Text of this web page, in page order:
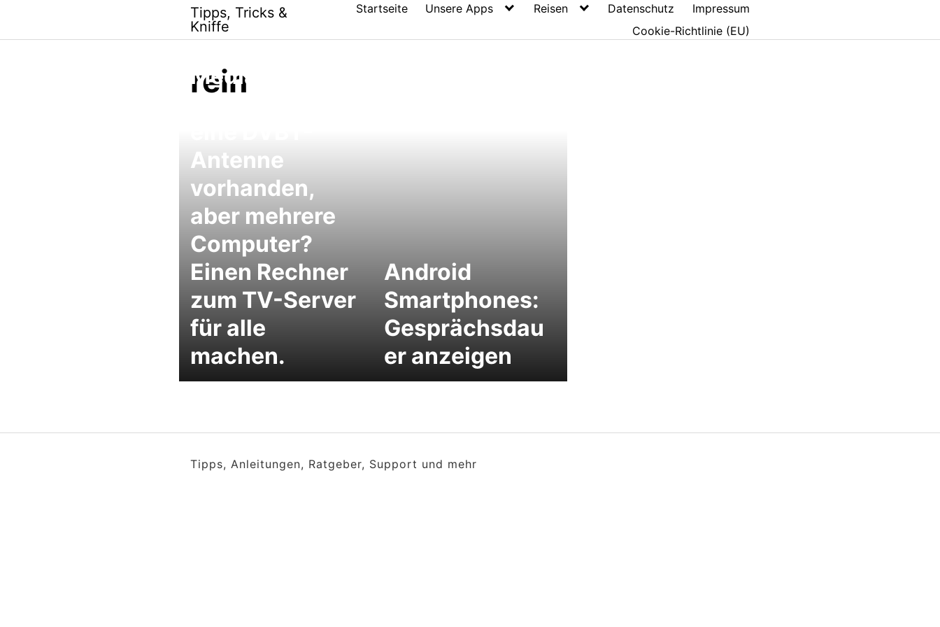
content
Tipps, Tricks &
Kniffe
Startseite Unsere Apps Reisen Datenschutz
Impressum
Cookie-Richtlinie (EU)
rein
MediaPortal als
Antenne
vorhanden,
aber mehrere
Computer?
Einen Rechner
zum TV-Server
für alle
machen.
Android
Smartphones:
Gesprächsdau
er anzeigen
Tipps, Anleitungen, Ratgeber, Support und mehr